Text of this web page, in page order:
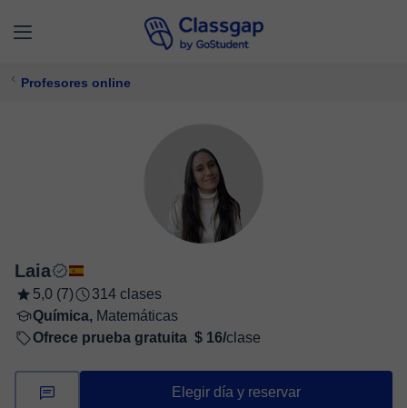
Profesores online
Laia
5,0 (7)
314 clases
Química, Matemáticas
Ofrece prueba gratuita $ 16/clase
Elegir día y reservar